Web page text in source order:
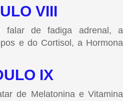
VIII
falar de fadiga adrenal, a
e do Cortisol, a Hormona
IX
de Melatonina e Vitamina